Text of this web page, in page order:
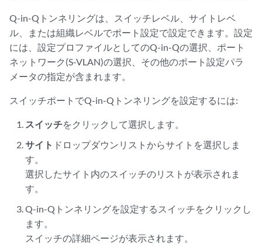
Q-in-Qトンネリングは、スイッチレベル、サイトレベ
ル、または組織レベルでポート設定で設定できます。設定
には、設定プロファイルとしてのQ-in-Qの選択、ポート
ネットワーク(S-VLAN)の選択、その他のポート設定パラ
メータの指定が含まれます。
スイッチポートでQ-in-Qトンネリングを設定するには:
スイッチをクリックして選択します。
サイト ドロップダウンリストからサイトを選択しま
す。
選択したサイト内のスイッチのリストが表示されま
す。
Q-in-Qトンネリングを設定するスイッチをクリックし
ます。
スイッチの詳細ページが表示されます。